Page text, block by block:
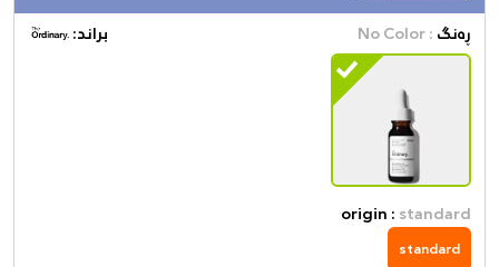
ڕەنگ: No Color براند:
origin :standard
standard